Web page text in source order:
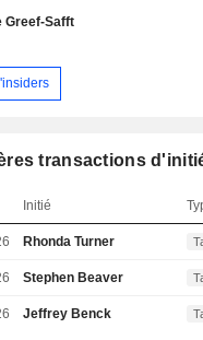
Greef-Safft
transactions
Initié
Rhonda Turner
Stephen Beaver
Jeffrey Benck